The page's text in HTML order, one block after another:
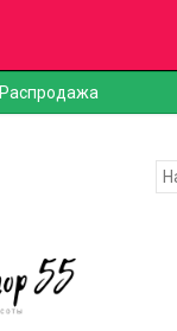
Распродажа